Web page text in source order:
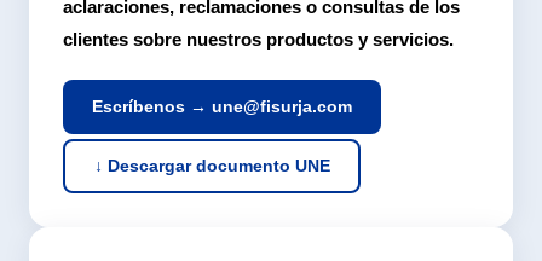
aclaraciones, reclamaciones o consultas de los
clientes sobre nuestros productos y servicios.
Escríbenos → une@fisurja.com
↓ Descargar documento UNE